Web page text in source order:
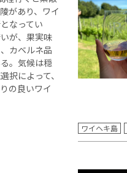
があり、ワイ
なってい
が、果実味
カベルネ品
。気候は穏
択によって、
の良いワイ
ワイヘキ島